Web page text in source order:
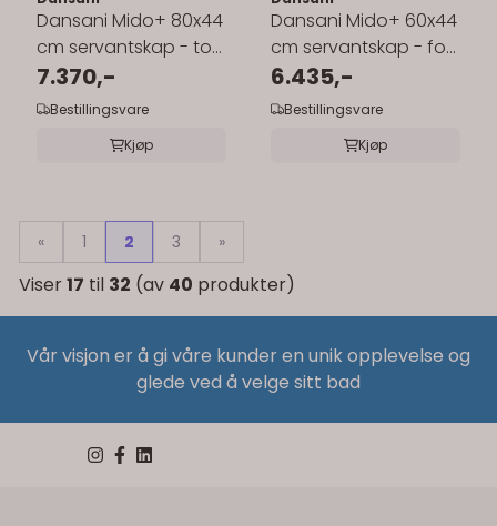
Dansani Mido+ 80x44
cm servantskap - to
skuffer
7.370,-
Bestillingsvare
Kjøp
Dansani Mido+ 60x44
cm servantskap - for
enkel servant
6.435,-
Bestillingsvare
Kjøp
« 1 2 3 »
Viser17 til 32 (av 40 produkter)
Vår visjon er å gi våre kunder en unik opplevelse og
glede ved å velge sitt bad